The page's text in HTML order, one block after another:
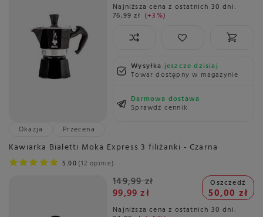
Najniższa cena z ostatnich 30 dni:
76,99 zł +3%
Wysyłkajeszcze dzisiaj
Towar dostępny w magazynie
Darmowa dostawa
Sprawdź cennik
Okazja
Przecena
Kawiarka Bialetti Moka Express 3 filiżanki - Czarna
5.00 12 opinie
149,99 zł
99,99 zł
Oszczedź
50,00 zł
Najniższa cena z ostatnich 30 dni: